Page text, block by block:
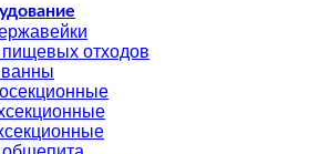
отходов